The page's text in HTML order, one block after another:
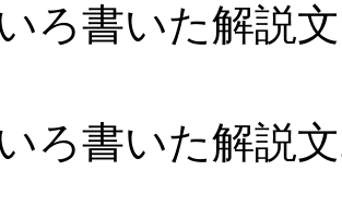
ろ書いた解説
ろ書いた解説